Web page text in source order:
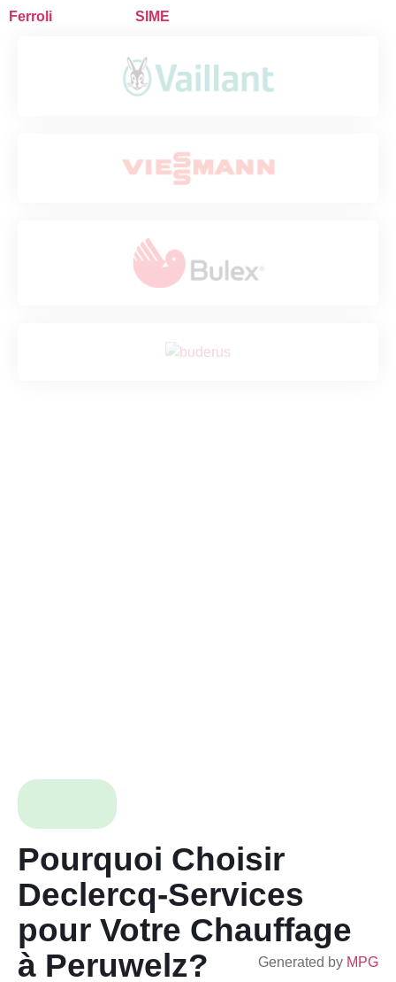
Ferroli SIME
Pourquoi Choisir
Declercq-Services
pour Votre Chauffage
à Peruwelz?
Generated by MPG